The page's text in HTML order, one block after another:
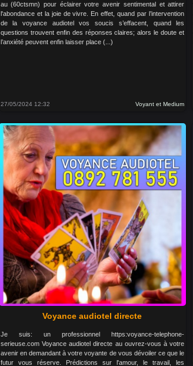
au (60ctsmn) pour éclairer votre avenir sentimental et attirer
l'abondance et la joie de vivre. En effet, quand par l’intervention
de la voyance audiotel vos soucis s’effacent, quand les
questions trouvent enfin des réponses claires; alors le doute et
l’anxiété peuvent enfin laisser place (...)
27/05/2024 12:32 Voyant et Medium
Voyance audiotel directe
Je suis: un professionnel https:voyance-telephone-
serieuse.com Voyance audiotel directe au ouvrez-vous à votre
avenir en demandant à votre voyante de vous dévoiler ce que le
futur vous réserve. Prédictions sur l'amour, le travail, les